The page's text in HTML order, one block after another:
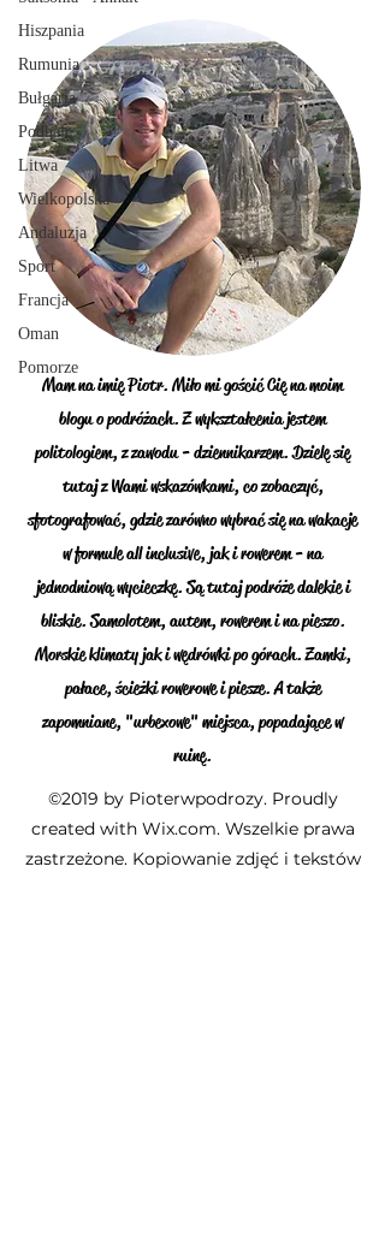
Hiszpania
Rumunia
Bułgaria
Podhale
Litwa
Wielkopolska
Andaluzja
Sport
Francja
Oman
Pomorze
Mam na imię Piotr. Miło mi gościć Cię na moim
blogu o podróżach. Z wykształcenia jestem
politologiem, z zawodu - dziennikarzem. Dzielę się
tutaj z Wami wskazówkami, co zobaczyć,
sfotografować, gdzie zarówno wybrać się na wakacje
w formule all inclusive, jak i rowerem - na
jednodniową wycieczkę. Są tutaj podróże dalekie i
bliskie. Samolotem, autem, rowerem i na pieszo.
Morskie klimaty jak i wędrówki po górach. Zamki,
pałace, ścieżki rowerowe i piesze. A także
zapomniane, "urbexowe" miejsca, popadające w
ruinę.
©2019 by Pioterwpodrozy. Proudly
created with Wix.com. Wszelkie prawa
zastrzeżone. Kopiowanie zdjęć i tekstów